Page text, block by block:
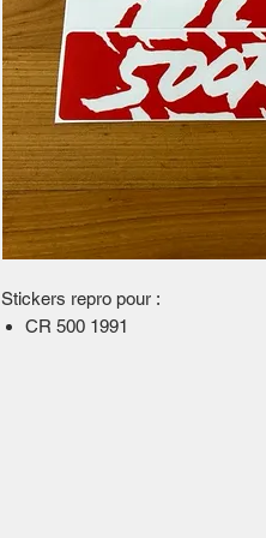
Stickers repro pour :
CR 500 1991